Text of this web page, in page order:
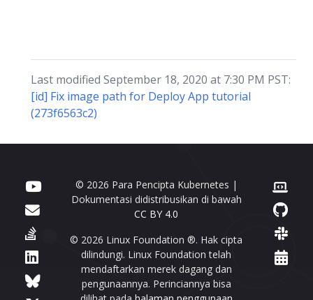
Last modified September 18, 2020 at 7:30 PM PST:
[id] Fix image path for Deploy App tutorial
(273f6563c2)
© 2026 Para Pencipta Kubernetes |
Dokumentasi didistribusikan di bawah
CC BY 4.0
© 2026 Linux Foundation ®. Hak cipta
dilindungi. Linux Foundation telah
mendaftarkan merek dagang dan
pengunaannya. Perinciannya bisa